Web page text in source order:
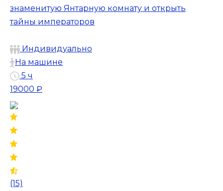
знаменитую Янтарную комнату и открыть
тайны императоров
Индивидуально
На машине
5 ч
19000 ₽
(15)